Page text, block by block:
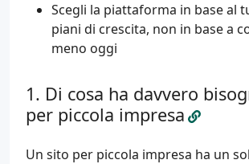
Scegli la piattaforma in base al
piani di crescita, non in base a
meno oggi
Di cosa ha davvero
per piccola impresa
Un sito per piccola impresa ha un